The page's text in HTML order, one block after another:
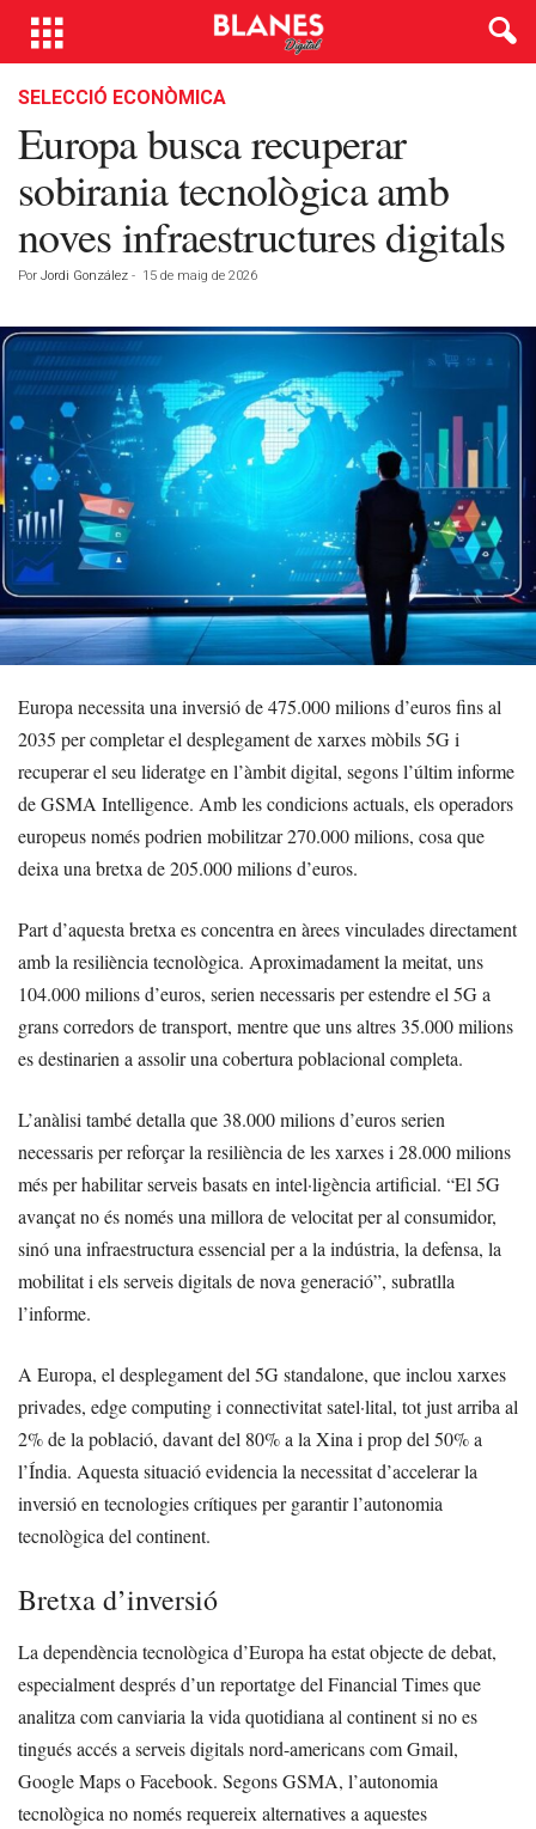
SELECCIÓ ECONÒMICA
Europa busca recuperar
sobirania tecnològica amb
noves infraestructures digitals
Por Jordi González - 15 de maig de 2026
Europa necessita una inversió de 475.000 milions d’euros fins al
2035 per completar el desplegament de xarxes mòbils 5G i
recuperar el seu lideratge en l’àmbit digital, segons l’últim informe
de GSMA Intelligence. Amb les condicions actuals, els operadors
europeus només podrien mobilitzar 270.000 milions, cosa que
deixa una bretxa de 205.000 milions d’euros.
Part d’aquesta bretxa es concentra en àrees vinculades directament
amb la resiliència tecnològica. Aproximadament la meitat, uns
104.000 milions d’euros, serien necessaris per estendre el 5G a
grans corredors de transport, mentre que uns altres 35.000 milions
es destinarien a assolir una cobertura poblacional completa.
L’anàlisi també detalla que 38.000 milions d’euros serien
necessaris per reforçar la resiliència de les xarxes i 28.000 milions
més per habilitar serveis basats en intel·ligència artificial. “El 5G
avançat no és només una millora de velocitat per al consumidor,
sinó una infraestructura essencial per a la indústria, la defensa, la
mobilitat i els serveis digitals de nova generació”, subratlla
l’informe.
A Europa, el desplegament del 5G standalone, que inclou xarxes
privades, edge computing i connectivitat satel·lital, tot just arriba al
2% de la població, davant del 80% a la Xina i prop del 50% a
l’Índia. Aquesta situació evidencia la necessitat d’accelerar la
inversió en tecnologies crítiques per garantir l’autonomia
tecnològica del continent.
Bretxa d’inversió
La dependència tecnològica d’Europa ha estat objecte de debat,
especialment després d’un reportatge del Financial Times que
analitza com canviaria la vida quotidiana al continent si no es
tingués accés a serveis digitals nord-americans com Gmail,
Google Maps o Facebook. Segons GSMA, l’autonomia
tecnològica no només requereix alternatives a aquestes